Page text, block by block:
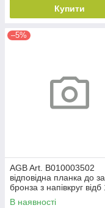
Купити
–5%
AGB Art. B010003502
відповідна планка до
бронза з напівкруг
пр DX
В наявності